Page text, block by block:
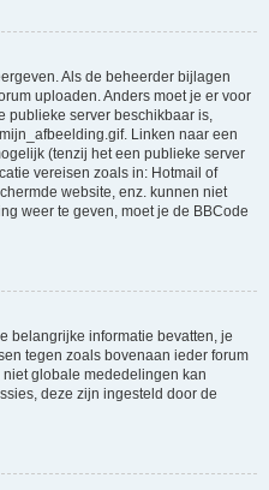
Als de beheerder bijlagen
uploaden. Anders moet je er voor
publieke server beschikbaar is,
Linken naar een
(tenzij het een publieke server
vereisen zoals in: Hotmail of
website, enz. kunnen niet
weer te geven, moet je de BBCode
belangrijke informatie bevatten, je
tegen zoals bovenaan ieder forum
globale mededelingen kan
deze zijn ingesteld door de